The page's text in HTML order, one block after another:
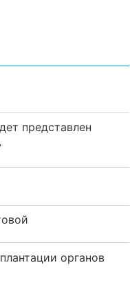
представлен
органов